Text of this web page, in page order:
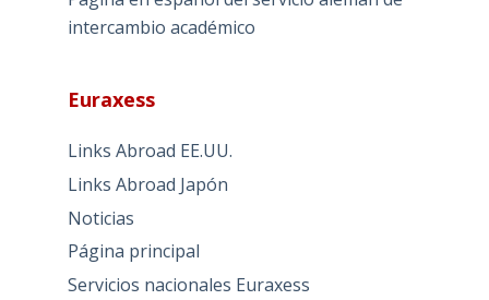
intercambio académico
Euraxess
Links Abroad EE.UU.
Links Abroad Japón
Noticias
Página principal
Servicios nacionales Euraxess